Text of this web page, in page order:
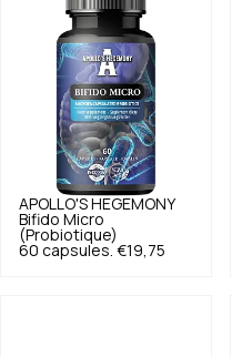
APOLLO'S HEGEMONY
Bifido Micro
(Probiotique)
60 capsules. €19,75